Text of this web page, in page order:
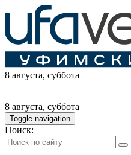
8 августа, суббота
8 августа, суббота
Toggle navigation
Поиск: